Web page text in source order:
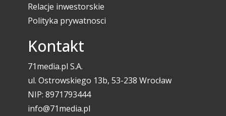
Relacje inwestorskie
Polityka prywatnosci
Kontakt
71media.pl S.A.
ul. Ostrowskiego 13b, 53-238 Wrocław
NIP: 8971793444
info@71media.pl